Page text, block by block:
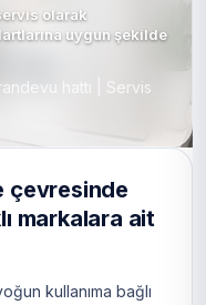
olarak
uygun şekilde
hattı | Servis
çevresinde
markalara ait
kullanıma bağlı